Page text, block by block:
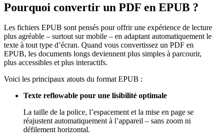
Pourquoi convertir un PDF en EPUB ?
Les fichiers EPUB sont pensés pour offrir une expérience de lecture
plus agréable – surtout sur mobile – en adaptant automatiquement le
texte à tout type d’écran. Quand vous convertissez un PDF en
EPUB, les documents longs deviennent plus simples à parcourir,
plus accessibles et plus interactifs.
Voici les principaux atouts du format EPUB :
Texte reflowable pour une lisibilité optimale
La taille de la police, l’espacement et la mise en page se
réajustent automatiquement à l’appareil – sans zoom ni
défilement horizontal.